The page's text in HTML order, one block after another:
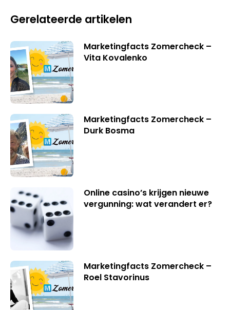
Gerelateerde artikelen
Marketingfacts Zomercheck –
Vita Kovalenko
Marketingfacts Zomercheck –
Durk Bosma
Online casino’s krijgen nieuwe
vergunning: wat verandert er?
Marketingfacts Zomercheck –
Roel Stavorinus